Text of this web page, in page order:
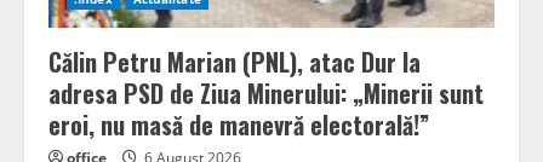
Călin Petru Marian (PNL), atac Dur la
adresa PSD de Ziua Minerului: „Minerii sunt
eroi, nu masă de manevră electorală!”